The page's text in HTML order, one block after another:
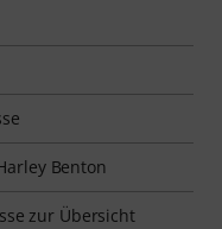
Benton
zur Übersicht